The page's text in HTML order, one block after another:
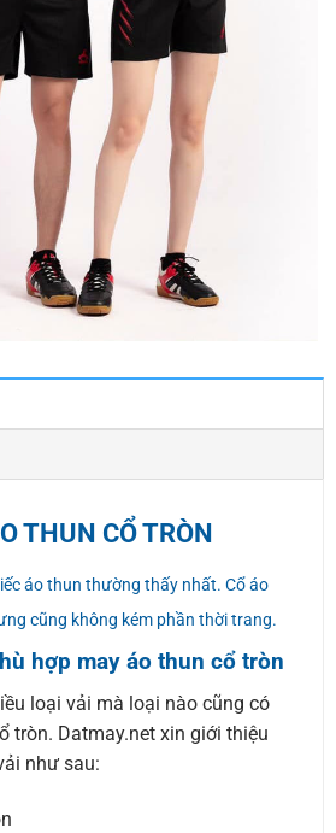
THUN CỔ TRÒN
áo thun thường thấy nhất. Cổ áo
cũng không kém phần thời trang.
hợp may áo thun cổ tròn
loại vải mà loại nào cũng có
tròn. Datmay.net xin giới thiệu
như sau: